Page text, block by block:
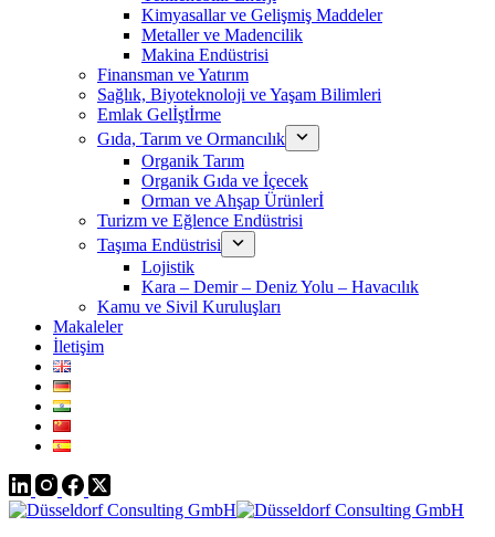
Kimyasallar ve Gelişmiş Maddeler
Metaller ve Madencilik
Makina Endüstrisi
Finansman ve Yatırım
Sağlık, Biyoteknoloji ve Yaşam Bilimleri
Emlak Gelİştİrme
Gıda, Tarım ve Ormancılık
Organik Tarım
Organik Gıda ve İçecek
Orman ve Ahşap Ürünlerİ
Turizm ve Eğlence Endüstrisi
Taşıma Endüstrisi
Lojistik
Kara – Demir – Deniz Yolu – Havacılık
Kamu ve Sivil Kuruluşları
Makaleler
İletişim